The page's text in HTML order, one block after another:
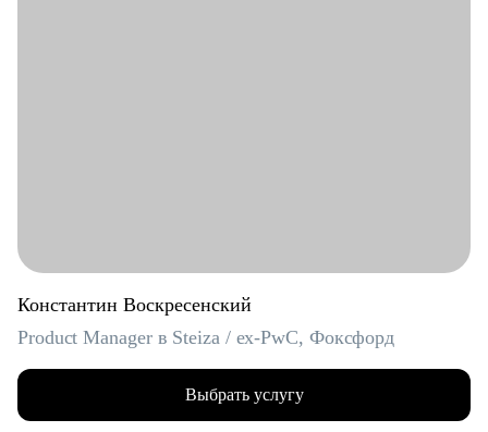
Константин Воскресенский
Product Manager в Steiza / ex-PwC, Фоксфорд
Выбрать услугу